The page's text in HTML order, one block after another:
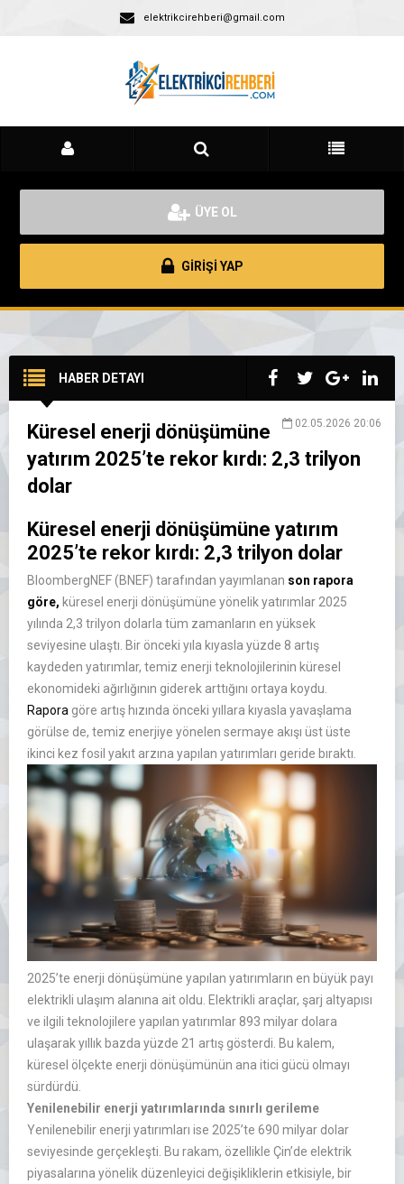
elektrikcirehberi@gmail.com
ÜYE OL
GİRİŞİ YAP
HABER DETAYI
02.05.2026 20:06
Küresel enerji dönüşümüne
yatırım 2025’te rekor kırdı: 2,3 trilyon
dolar
Küresel enerji dönüşümüne yatırım
2025’te rekor kırdı: 2,3 trilyon dolar
BloombergNEF (BNEF) tarafından yayımlanan son rapora
göre, küresel enerji dönüşümüne yönelik yatırımlar 2025
yılında 2,3 trilyon dolarla tüm zamanların en yüksek
seviyesine ulaştı. Bir önceki yıla kıyasla yüzde 8 artış
kaydeden yatırımlar, temiz enerji teknolojilerinin küresel
ekonomideki ağırlığının giderek arttığını ortaya koydu.
Rapora göre artış hızında önceki yıllara kıyasla yavaşlama
görülse de, temiz enerjiye yönelen sermaye akışı üst üste
ikinci kez fosil yakıt arzına yapılan yatırımları geride bıraktı.
2025’te enerji dönüşümüne yapılan yatırımların en büyük payı
elektrikli ulaşım alanına ait oldu. Elektrikli araçlar, şarj altyapısı
ve ilgili teknolojilere yapılan yatırımlar 893 milyar dolara
ulaşarak yıllık bazda yüzde 21 artış gösterdi. Bu kalem,
küresel ölçekte enerji dönüşümünün ana itici gücü olmayı
sürdürdü.
Yenilenebilir enerji yatırımlarında sınırlı gerileme
Yenilenebilir enerji yatırımları ise 2025’te 690 milyar dolar
seviyesinde gerçekleşti. Bu rakam, özellikle Çin’de elektrik
piyasalarına yönelik düzenleyici değişikliklerin etkisiyle, bir